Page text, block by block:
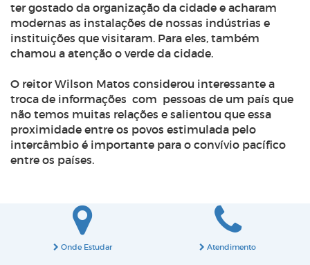
ter gostado da organização da cidade e acharam
modernas as instalações de nossas indústrias e
instituições que visitaram. Para eles, também
chamou a atenção o verde da cidade.
O reitor Wilson Matos considerou interessante a
troca de informações com pessoas de um país que
não temos muitas relações e salientou que essa
proximidade entre os povos estimulada pelo
intercâmbio é importante para o convívio pacífico
entre os países.
Onde Estudar Atendimento